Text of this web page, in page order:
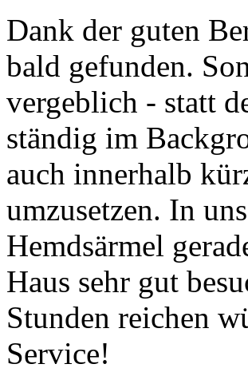
Dank der guten
bald gefunden.
vergeblich - statt
ständig im
auch innerhalb
umzusetzen. In
Hemdsärmel
Haus sehr gut
Stunden reichen
Service!